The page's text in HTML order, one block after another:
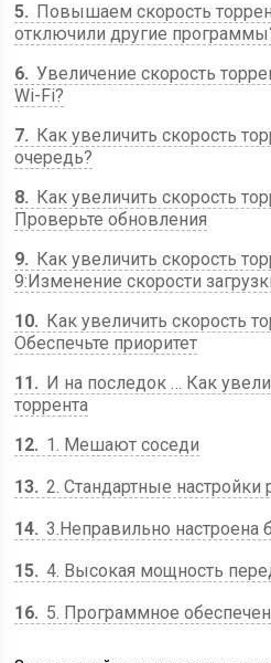
5
Повышаем скорость
отключили другие
6 Увеличение скорость
Wi-Fi?
7
Как увеличить скорость
очередь?
8
Как увеличить скорость
Проверьте обновления
9
Как увеличить скорость
9:Изменение скорости
10
Как увеличить скорость
Обеспечьте приоритет
11
И на последок … Как
торрента
12
1. Мешают соседи
13 2. Стандартные настройки
14 3.Неправильно настроена
15 4. Высокая мощность
16
5. Программное